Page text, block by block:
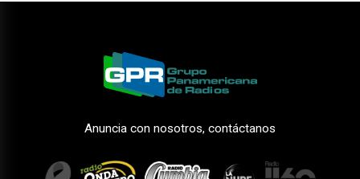
Anuncia con nosotros, contáctanos